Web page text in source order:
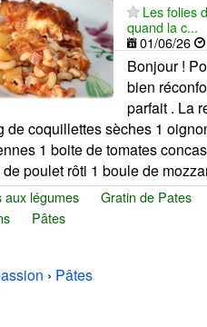
Les folies
quand la c...
01/06/26
Bonjour !
bien
parfait . La
de coquillettes sèches 1
1 boite de tomates
de poulet rôti 1 boule de
aux légumes Gratin de Pates
Pâtes
› Pâtes